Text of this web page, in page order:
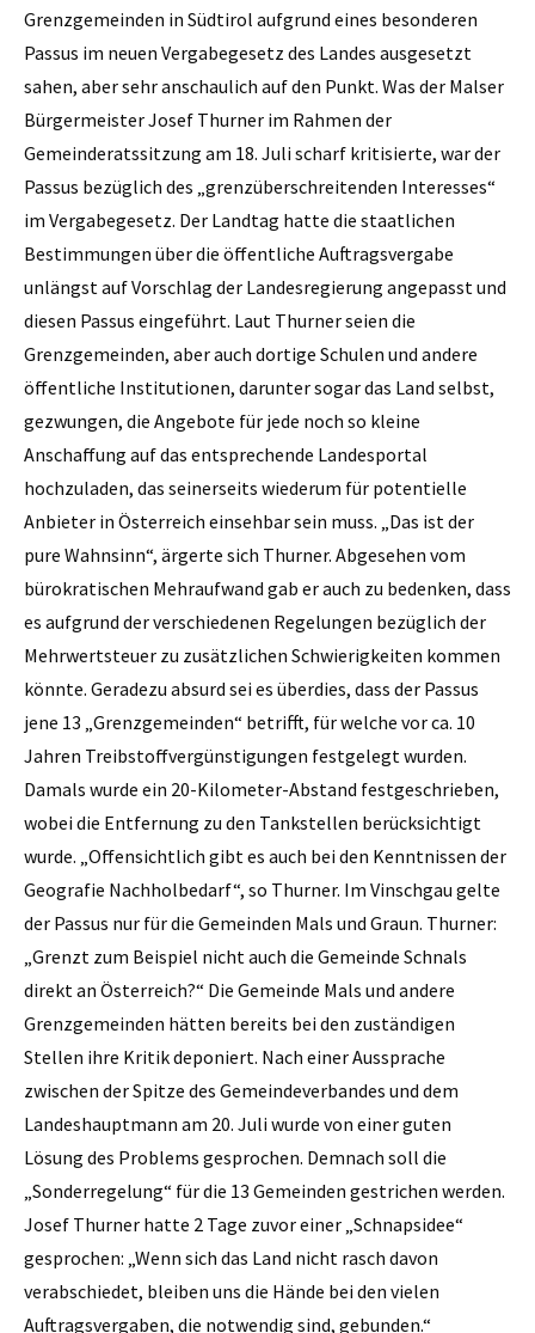
Grenzgemeinden in Südtirol aufgrund eines besonderen
Passus im neuen Vergabegesetz des Landes ausgesetzt
sahen, aber sehr anschaulich auf den Punkt. Was der Malser
Bürgermeister Josef Thurner im Rahmen der
Gemeinderatssitzung am 18. Juli scharf kritisierte, war der
Passus bezüglich des „grenzüberschreitenden Interesses“
im Vergabegesetz. Der Landtag hatte die staatlichen
Bestimmungen über die öffentliche Auftragsvergabe
unlängst auf Vorschlag der Landesregierung angepasst und
diesen Passus eingeführt. Laut Thurner seien die
Grenzgemeinden, aber auch dortige Schulen und andere
öffentliche Institutionen, darunter sogar das Land selbst,
gezwungen, die Angebote für jede noch so kleine
Anschaffung auf das entsprechende Landesportal
hochzuladen, das seinerseits wiederum für potentielle
Anbieter in Österreich einsehbar sein muss. „Das ist der
pure Wahnsinn“, ärgerte sich Thurner. Abgesehen vom
bürokratischen Mehraufwand gab er auch zu bedenken, dass
es aufgrund der verschiedenen Regelungen bezüglich der
Mehrwertsteuer zu zusätzlichen Schwierigkeiten kommen
könnte. Geradezu absurd sei es überdies, dass der Passus
jene 13 „Grenzgemeinden“ betrifft, für welche vor ca. 10
Jahren Treibstoffvergünstigungen festgelegt wurden.
Damals wurde ein 20-Kilometer-Abstand festgeschrieben,
wobei die Entfernung zu den Tankstellen berücksichtigt
wurde. „Offensichtlich gibt es auch bei den Kenntnissen der
Geografie Nachholbedarf“, so Thurner. Im Vinschgau gelte
der Passus nur für die Gemeinden Mals und Graun. Thurner:
„Grenzt zum Beispiel nicht auch die Gemeinde Schnals
direkt an Österreich?“ Die Gemeinde Mals und andere
Grenzgemeinden hätten bereits bei den zuständigen
Stellen ihre Kritik deponiert. Nach einer Aussprache
zwischen der Spitze des Gemeindeverbandes und dem
Landeshauptmann am 20. Juli wurde von einer guten
Lösung des Problems gesprochen. Demnach soll die
„Sonderregelung“ für die 13 Gemeinden gestrichen werden.
Josef Thurner hatte 2 Tage zuvor einer „Schnapsidee“
gesprochen: „Wenn sich das Land nicht rasch davon
verabschiedet, bleiben uns die Hände bei den vielen
Auftragsvergaben, die notwendig sind, gebunden.“